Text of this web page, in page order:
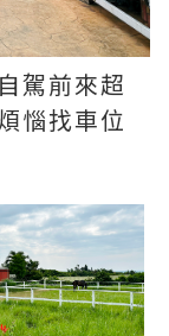
駕前來超
惱找車位